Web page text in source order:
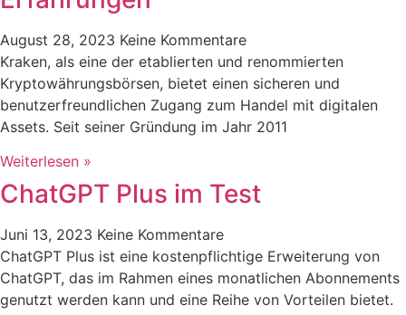
August 28, 2023 Keine Kommentare
Kraken, als eine der etablierten und renommierten
Kryptowährungsbörsen, bietet einen sicheren und
benutzerfreundlichen Zugang zum Handel mit digitalen
Assets. Seit seiner Gründung im Jahr 2011
Weiterlesen »
ChatGPT Plus im Test
Juni 13, 2023 Keine Kommentare
ChatGPT Plus ist eine kostenpflichtige Erweiterung von
ChatGPT, das im Rahmen eines monatlichen Abonnements
genutzt werden kann und eine Reihe von Vorteilen bietet.